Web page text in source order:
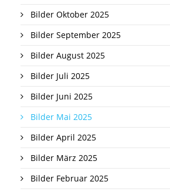
Bilder Oktober 2025
Bilder September 2025
Bilder August 2025
Bilder Juli 2025
Bilder Juni 2025
Bilder Mai 2025
Bilder April 2025
Bilder März 2025
Bilder Februar 2025